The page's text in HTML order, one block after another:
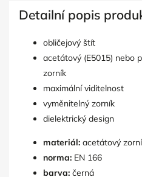
Detailní popis
obličejový štít
acetátový (E5015) nebo
zorník
maximální viditelnost
vyměnitelný zorník
dielektrický design
materiál: acetátový
norma: EN 166
barva: černá